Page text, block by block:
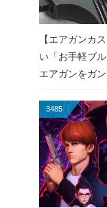
【エアガンカ
い「お手軽ブ
エアガンをガ
3485